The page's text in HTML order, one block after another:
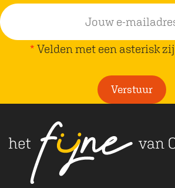
* Velden met een asterisk
Verstuur